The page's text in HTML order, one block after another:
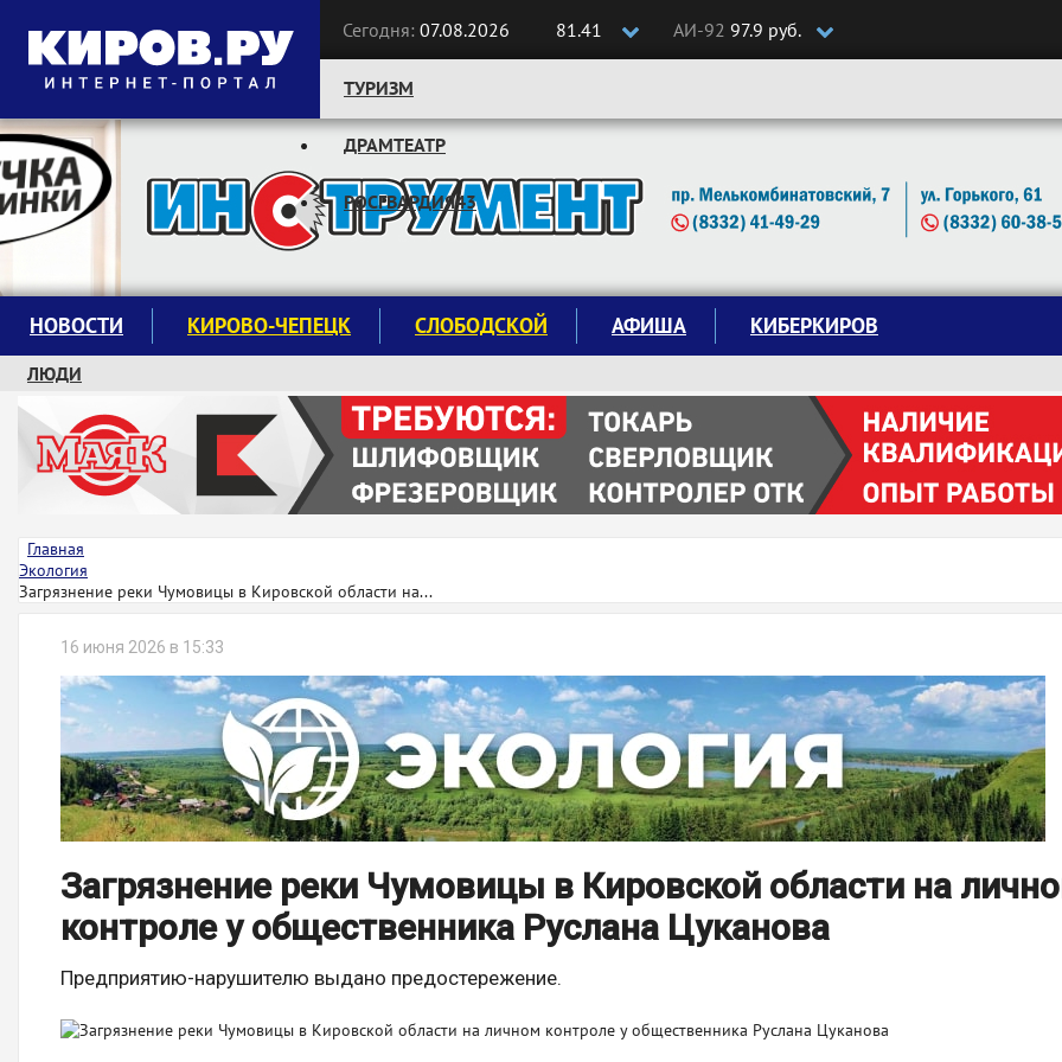
Сегодня: 07.08.2026 81.41 АИ-92 97.9 руб.
Следите за новостями:
ТУРИЗМ
ДРАМТЕАТР
РОСГВАРДИЯ43
НОВОСТИ КИРОВО-ЧЕПЕЦК СЛОБОДСКОЙ АФИША КИБЕРКИРОВ
ЛЮДИ
КРУЖКИ И СЕКЦИИ
ЗАВОДУ "МАЯК" 85 ЛЕТ
ЭКОЛОГИЯ
Главная
Экология
Загрязнение реки Чумовицы в Кировской области на...
16 июня 2026 в 15:33
Загрязнение реки Чумовицы в Кировской области на
контроле у общественника Руслана Цуканова
Предприятию-нарушителю выдано предостережение.